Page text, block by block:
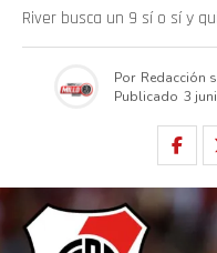
River busca un 9 sí o sí y
Por Redacción
Publicado 3